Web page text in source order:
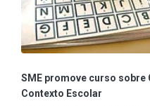
SME promove curso
Contexto Escolar